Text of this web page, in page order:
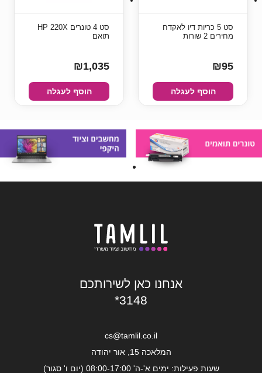
סט 5 כריות דיו לאקדח
מחירים 2 שורות
₪95
הוסף לעגלה
סט 4 טונרים HP 220X
תואם
₪1,035
הוסף לעגלה
אנחנו כאן לשירותכם
*3148
cs@tamlil.co.il
המלאכה 15, אור יהודה
שעות פעילות: ימים א'-ה' 08:00-17:00 (יום ו' סגור)